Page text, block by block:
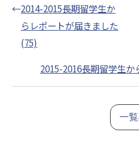
←2014-2015長期留学生か
らレポートが届きました
(75)
2015-2016長期留学生
一